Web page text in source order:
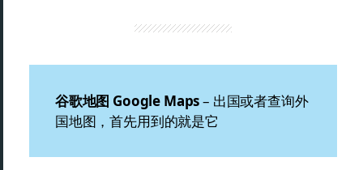
谷歌地图 Google Maps– 出国或者查询外
国地图，首先用到的就是它